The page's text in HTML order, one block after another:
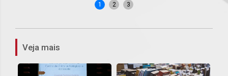
1 2 3
Veja mais